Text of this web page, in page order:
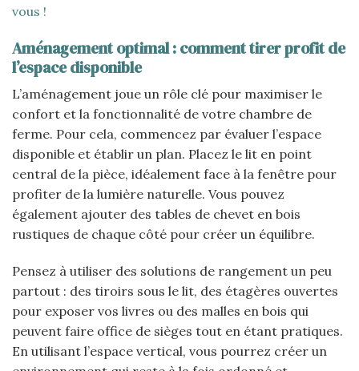
vous !
Aménagement optimal : comment tirer profit de
l’espace disponible
L’aménagement joue un rôle clé pour maximiser le
confort et la fonctionnalité de votre chambre de
ferme. Pour cela, commencez par évaluer l’espace
disponible et établir un plan. Placez le lit en point
central de la pièce, idéalement face à la fenêtre pour
profiter de la lumière naturelle. Vous pouvez
également ajouter des tables de chevet en bois
rustiques de chaque côté pour créer un équilibre.
Pensez à utiliser des solutions de rangement un peu
partout : des tiroirs sous le lit, des étagères ouvertes
pour exposer vos livres ou des malles en bois qui
peuvent faire office de sièges tout en étant pratiques.
En utilisant l’espace vertical, vous pourrez créer un